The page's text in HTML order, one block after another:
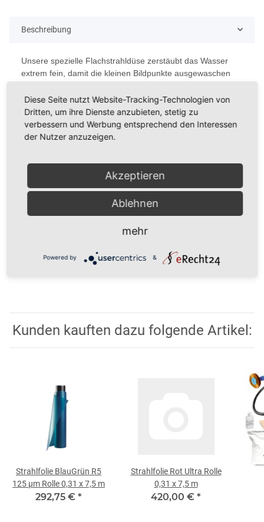
Beschreibung
Unsere spezielle Flachstrahldüse zerstäubt das Wasser
extrem fein, damit die kleinen Bildpunkte ausgewaschen
Flachstrahldüsen funktionieren für unsere Sandstrahlfolien
nicht.
Gewinde ¼“
Versandgewicht: 0,10 kg
Artikelgewicht: 0,10kg
Bewertungen
Kunden kauften dazu folgende Artikel:
Strahlfolie BlauGrün R5
125 µm Rolle 0,31 x 7,5 m
292,75 € *
Strahlfolie Rot Ultra Rolle
0,31 x 7,5 m
420,00 € *
Diese Seite nutzt Website-Tracking-Technologien von
Dritten, um ihre Dienste anzubieten, stetig zu
verbessern und Werbung entsprechend den Interessen
der Nutzer anzuzeigen.
Akzeptieren
Ablehnen
mehr
Powered by &